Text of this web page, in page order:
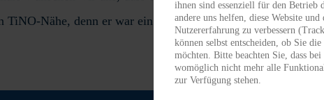
TiNO-Nähe, denn er war ein bisschen nachlässig, was die
ihnen sind essenziell für den Betrieb
andere uns helfen, diese Website und
Nutzererfahrung zu verbessern
können selbst entscheiden, ob Sie die
möchten. Bitte beachten Sie, dass
womöglich nicht mehr alle
zur Verfügung stehen.